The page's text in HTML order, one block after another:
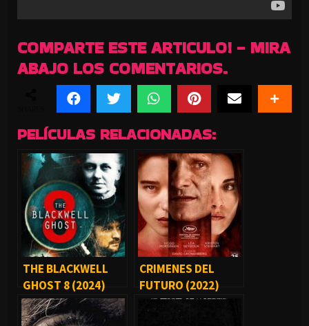
COMPARTE ESTE ARTICULO! - MIRA
ABAJO LOS COMENTARIOS.
PELÍCULAS RELACIONADAS:
THE BLACKWELL
GHOST 8 (2024)
CRIMENES DEL
FUTURO (2022)